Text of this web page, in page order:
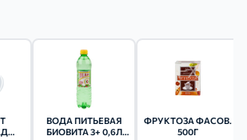
ВОДА ПИТЬЕВАЯ
БИОВИТА 3+ 0,6Л
ФРУКТОЗА ФАСОВ.
500Г